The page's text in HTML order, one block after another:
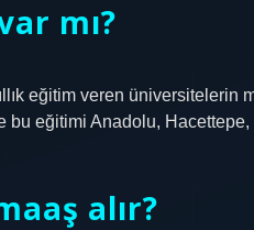
mı?
eğitim veren üniversitelerin
bu eğitimi Anadolu,
alır?